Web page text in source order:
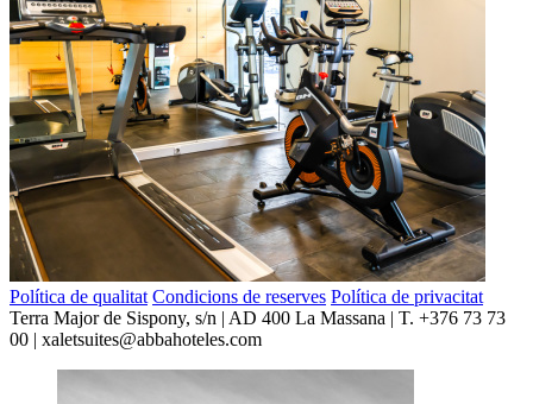
Política de qualitat Condicions de reserves Política de privacitat
Terra Major de Sispony, s/n | AD 400 La Massana | T. +376 73 73
00 | xaletsuites@abbahoteles.com